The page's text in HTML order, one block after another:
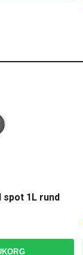
spot 1L rund